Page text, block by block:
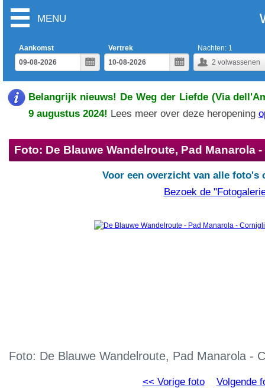
MENU
Aankomst
Vertrek
2 volwassenen
Nachten: 1
Belangrijk nieuws! De Weg der Liefde (Via
9 augustus 2024! Lees meer over deze heropening
Foto: De Blauwe Wandelroute, Pad Manarola
Voor een overzicht van alle foto's
Bezoek de
Foto: De Blauwe Wandelroute, Pad Manarola -
<< Vorige foto Volgende